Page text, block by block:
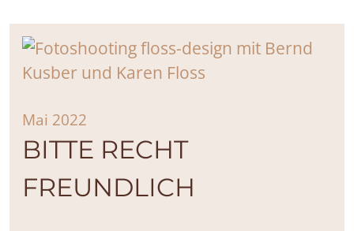
Mai 2022
BITTE RECHT
FREUNDLICH